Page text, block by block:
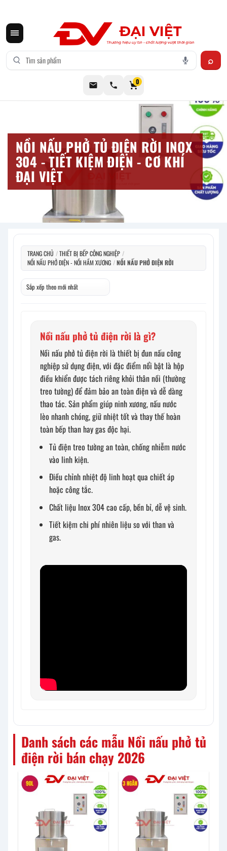
0
NỒI NẤU PHỞ TỦ ĐIỆN RỜI INOX
304 - TIẾT KIỆM ĐIỆN - CƠ KHÍ
ĐẠI VIỆT
TRANG CHỦ / THIẾT BỊ BẾP CÔNG NGHIỆP /
NỒI NẤU PHỞ ĐIỆN - NỒI HẦM XƯƠNG / NỒI NẤU PHỞ ĐIỆN RỜI
Nồi nấu phở tủ điện rời là gì?
Nồi nấu phở tủ điện rời là thiết bị đun nấu công
nghiệp sử dụng điện, với đặc điểm nổi bật là hộp
điều khiển được tách riêng khỏi thân nồi (thường
treo tường) để đảm bảo an toàn điện và dễ dàng
thao tác. Sản phẩm giúp ninh xương, nấu nước
lèo nhanh chóng, giữ nhiệt tốt và thay thế hoàn
toàn bếp than hay gas độc hại.
Tủ điện treo tường an toàn, chống nhiễm nước
vào linh kiện.
Điều chỉnh nhiệt độ linh hoạt qua chiết áp
hoặc công tắc.
Chất liệu Inox 304 cao cấp, bền bỉ, dễ vệ sinh.
Tiết kiệm chi phí nhiên liệu so với than và
gas.
Danh sách các mẫu Nồi nấu phở tủ
điện rời bán chạy 2026